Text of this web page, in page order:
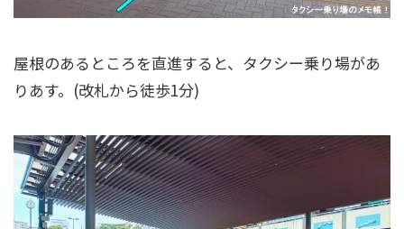
屋根のあるところを直進すると、タクシー乗り場があ
りあす。(改札から徒歩1分)